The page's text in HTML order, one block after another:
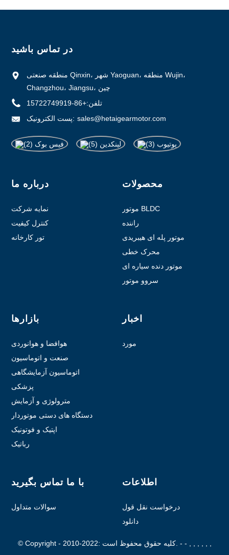
در تماس باشید
منطقه صنعتی Qinxin، شهر Yaoguan، منطقه Wujin،
Changzhou، Jiangsu، چین
تلفن:+86-15722749919
پست الکترونیک: sales@hetaigearmotor.com
درباره ما
نمایه شرکت
کنترل کیفیت
تور کارخانه
محصولات
موتور BLDC
راننده
موتور پله ای هیبریدی
محرک خطی
موتور دنده سیاره ای
سروو موتور
بازارها
هوافضا و هوانوردی
صنعت و اتوماسیون
اتوماسیون آزمایشگاهی
پزشکی
مترولوژی و آزمایش
دستگاه های دستی موتوردار
اپتیک و فوتونیک
رباتیک
اخبار
مورد
با ما تماس بگیرید
سوالات متداول
اطلاعات
درخواست نقل قول
دانلود
© Copyright - 2010-2022: کلیه حقوق محفوظ است. - - , , , , , ,